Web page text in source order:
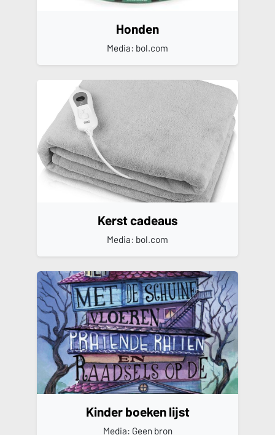
Honden
Media: bol.com
Kerst cadeaus
Media: bol.com
Kinder boeken lijst
Media: Geen bron